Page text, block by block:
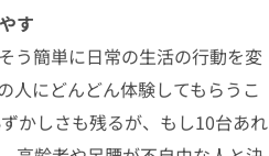
す
う簡単に日常の生活の行動を変
人にどんどん体験してもらうこ
かしさも残るが、もし10台あれ